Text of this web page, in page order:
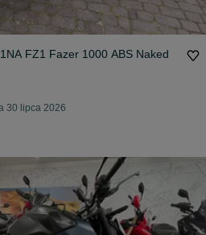
FZ1 Fazer 1000 ABS Naked
30 lipca 2026